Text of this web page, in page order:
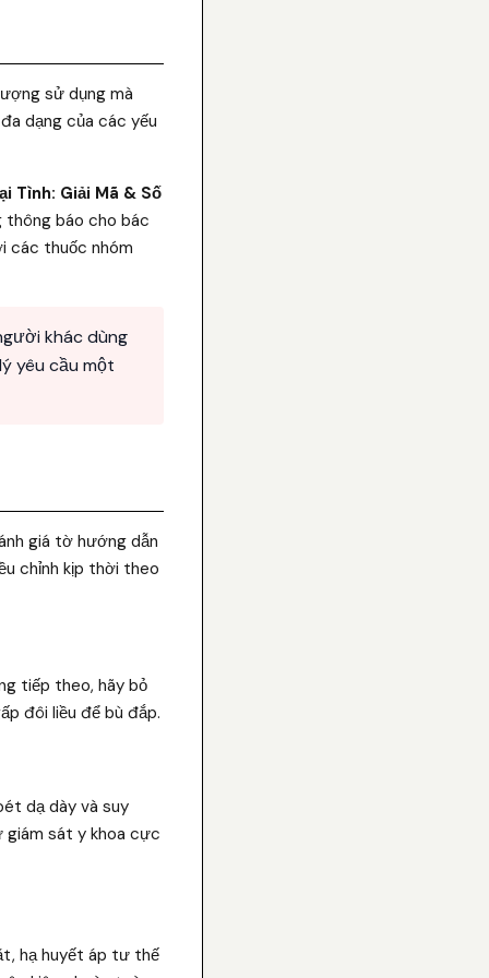
sử dụng mà
dạng của các yếu
Tình: Giải Mã & Số
thông báo cho bác
các thuốc nhóm
khác dùng
yêu cầu một
giá tờ hướng dẫn
chỉnh kịp thời theo
tiếp theo, hãy bỏ
đôi liều để bù đắp.
dạ dày và suy
giám sát y khoa cực
hạ huyết áp tư thế